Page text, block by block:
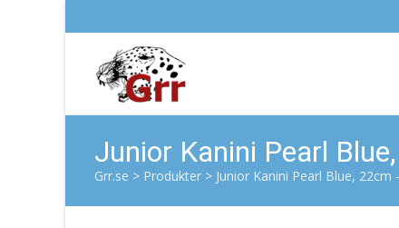
Junior Kanini Pearl
Grr.se > Produkter > Junior Kanini Pearl Blue,